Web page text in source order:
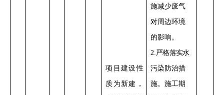
项目建设性
质为新建，
施减少废气
对周边环境
的影响。
2.严格落实水
污染防治措
施。施工期